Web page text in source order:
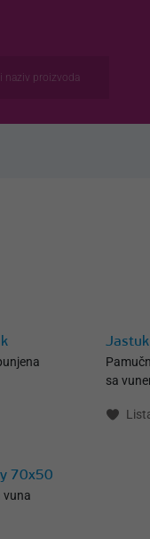
Jastuk
sa
70x50
vuna